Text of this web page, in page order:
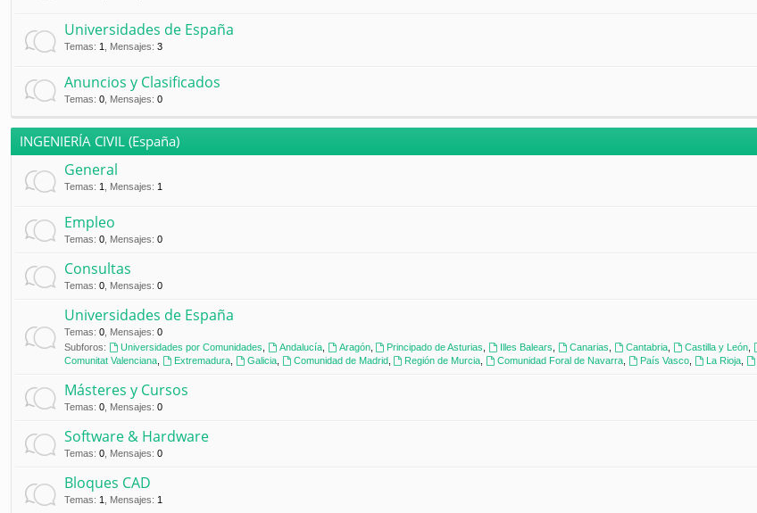
Universidades de España
Temas: 1 Mensajes: 3
Anuncios y Clasificados
Temas: 0 Mensajes: 0
INGENIERÍA CIVIL (España)
General
Temas: 1 Mensajes: 1
Empleo
Temas: 0 Mensajes: 0
Consultas
Temas: 0 Mensajes: 0
Universidades de España
Temas: 0 Mensajes: 0
Subforos:
Universidades por Comunidades Andalucía, Aragón, Principado de Asturias Illes Balears Canarias Cantabria, Castilla y León,
Comunitat Valenciana
Extremadura, Galicia, Comunidad de Madrid, Región de Murcia Comunidad Foral de Navarra País Vasco La Rioja,
Másteres y Cursos
Temas: 0 Mensajes: 0
Software & Hardware
Temas: 0 Mensajes: 0
Bloques CAD
Temas: 1 Mensajes: 1